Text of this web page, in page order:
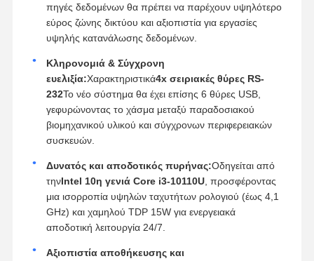
πηγές δεδομένων θα πρέπει να παρέχουν υψηλότερο
εύρος ζώνης δικτύου και αξιοπιστία για εργασίες
υψηλής κατανάλωσης δεδομένων.
Κληρονομιά & Σύγχρονη
ευελιξία:Χαρακτηριστικά4x σειριακές θύρες RS-
232Το νέο σύστημα θα έχει επίσης 6 θύρες USB,
γεφυρώνοντας το χάσμα μεταξύ παραδοσιακού
βιομηχανικού υλικού και σύγχρονων περιφερειακών
συσκευών.
Δυνατός και αποδοτικός πυρήνας:Οδηγείται από
τηνIntel 10η γενιά Core i3-10110U, προσφέροντας
μια ισορροπία υψηλών ταχυτήτων ρολογιού (έως 4,1
GHz) και χαμηλού TDP 15W για ενεργειακά
αποδοτική λειτουργία 24/7.
Αξιοπιστία αποθήκευσης και